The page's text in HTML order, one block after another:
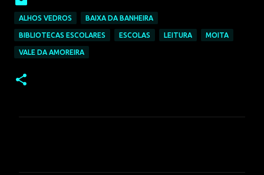
ALHOS VEDROS BAIXA DA BANHEIRA
BIBLIOTECAS ESCOLARES ESCOLAS LEITURA MOITA
VALE DA AMOREIRA